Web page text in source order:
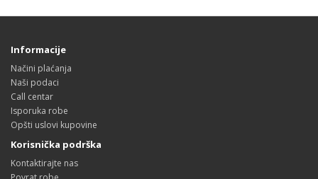
Informacije
Načini plaćanja
Naši podaci
Call centar
Isporuka robe
Opšti uslovi kupovine
Korisnička podrška
Kontaktirajte nas